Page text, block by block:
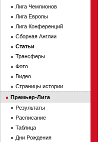
Лига Чемпионов
Лига Европы
Лига Конференций
Сборная Англии
Статьи
Трансферы
Фото
Видео
Страницы истории
Премьер-Лига
Результаты
Расписание
Таблица
Дни Рождения